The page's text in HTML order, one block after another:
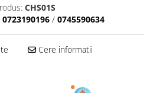
CHS01S
0723190196 / 0745590634
Cere informatii